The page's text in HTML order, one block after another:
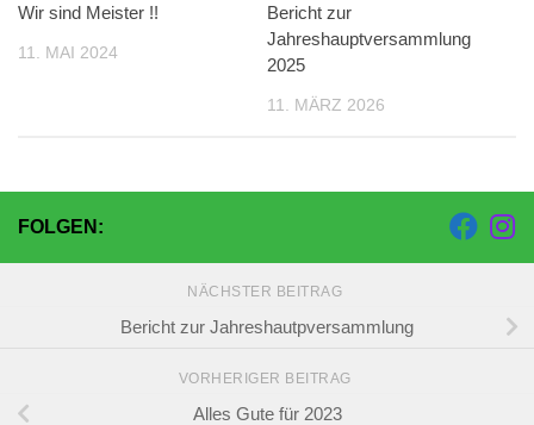
Wir sind Meister !!
11. MAI 2024
Bericht zur
Jahreshauptversammlung
2025
11. MÄRZ 2026
FOLGEN:
NÄCHSTER BEITRAG
Bericht zur Jahreshautpversammlung
VORHERIGER BEITRAG
Alles Gute für 2023